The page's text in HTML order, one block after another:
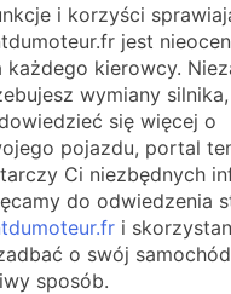
i korzyści
jest
każdego kierowcy.
wymiany
się więcej o
pojazdu, portal
Ci niezbędnych
do odwiedzenia
i
o swój
sposób.